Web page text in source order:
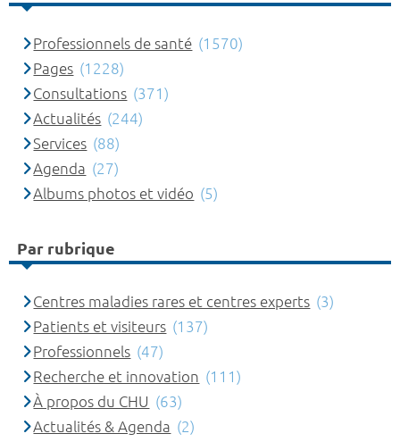
Professionnels de santé (1570)
Pages (1228)
Consultations (371)
Actualités (244)
Services (88)
Agenda (27)
Albums photos et vidéo (5)
Par rubrique
Centres maladies rares et centres experts (3)
Patients et visiteurs (137)
Professionnels (47)
Recherche et innovation (111)
À propos du CHU (63)
Actualités & Agenda (2)